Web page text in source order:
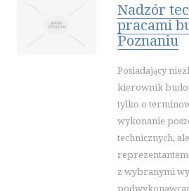
RESTAURACJE,
FOTOGRAFIA
ADWOKACI, PORADY
ŚLUB I WESELE
SPRZĄTANIE,
SERWIS
OPIEKA
INNE USŁUGI
WAKACJE
Nadzór
pracami
Poznaniu
Posiadający
kierownik
tylko o
wykonanie
technicznych,
z wybranymi